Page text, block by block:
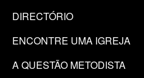
DIRECTÓRIO
ENCONTRE UMA IGREJA
A QUESTÃO METODISTA